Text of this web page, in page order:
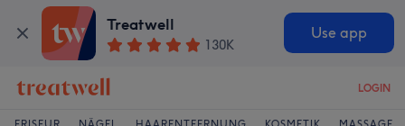
Treatwell
130K
Use app
LOGIN